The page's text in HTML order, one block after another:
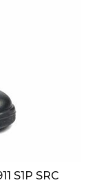
S1P SRC